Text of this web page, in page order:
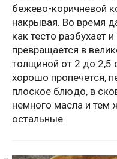
бежево-коричневой
накрывая. Во время
как тесто разбухает
превращается в
толщиной от 2 до 2,5
хорошо пропечется,
плоское блюдо, в
немного масла и тем
остальные.